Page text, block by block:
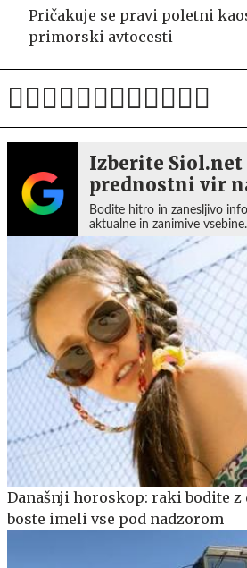
Pričakuje se pravi poletni
primorski avtocesti
Izberite Siol.net
prednostni vir
Bodite hitro in zanesljivo
aktualne in zanimive vsebine.
Današnji horoskop: raki bodite
boste imeli vse pod nadzorom